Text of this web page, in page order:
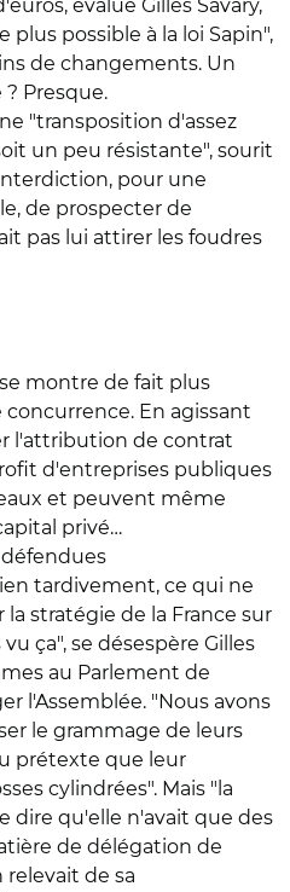
évalue Gilles Savary,
plus possible à la loi Sapin",
de changements. Un
? Presque.
"transposition d'assez
un peu résistante", sourit
pour une
de prospecter de
pas lui attirer les foudres
montre de fait plus
En agissant
l'attribution de contrat
d'entreprises publiques
et peuvent même
privé…
tardivement, ce qui ne
stratégie de la France sur
ça", se désespère Gilles
au Parlement de
l'Assemblée. "Nous avons
le grammage de leurs
prétexte que leur
cylindrées". Mais "la
dire qu'elle n'avait que des
de délégation de
de sa